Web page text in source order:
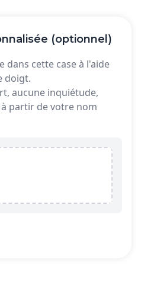
(optionnel)
dans cette case à l'aide
doigt.
aucune inquiétude,
partir de votre nom